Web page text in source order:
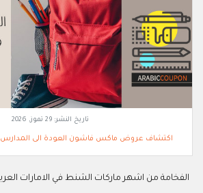
تاريخ النشر:29 تموز, 2026
اكتشاف عروض ماكس فاشون العودة الى المدارس 2026 واصلة حتى 75%
الفخامة من اشهر ماركات الشنط في الامارات